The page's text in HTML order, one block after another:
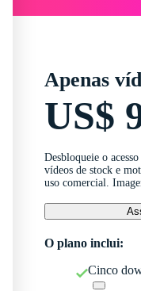
Apenas
US$
Desbloqueie o
vídeos de stock e
uso comercial.
O plano inclui:
Cinco